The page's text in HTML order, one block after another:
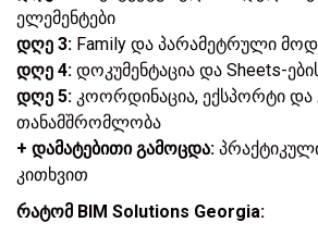
ელემენტები
დღე 3: Family და პარამეტრული
დღე 4: დოკუმენტაცია და Sheets-
დღე 5: კოორდინაცია, ექსპორტი და
თანამშრომლობა
+ დამატებითი გამოცდა:
კითხვით
რატომ BIM Solutions Georgia: